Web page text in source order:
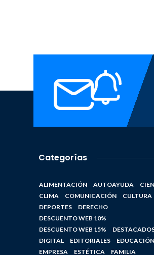
Categorías
ALIMENTACIÓN AUTOAYUDA
CLIMA
COMUNICACIÓN
CULTURA
DEPORTES
DERECHO
DESCUENTO WEB 10%
DESCUENTO WEB 15%
DIGITAL
EDITORIALES
EDUCACIÓN
EMPRESA
ESTÉTICA FAMILIA